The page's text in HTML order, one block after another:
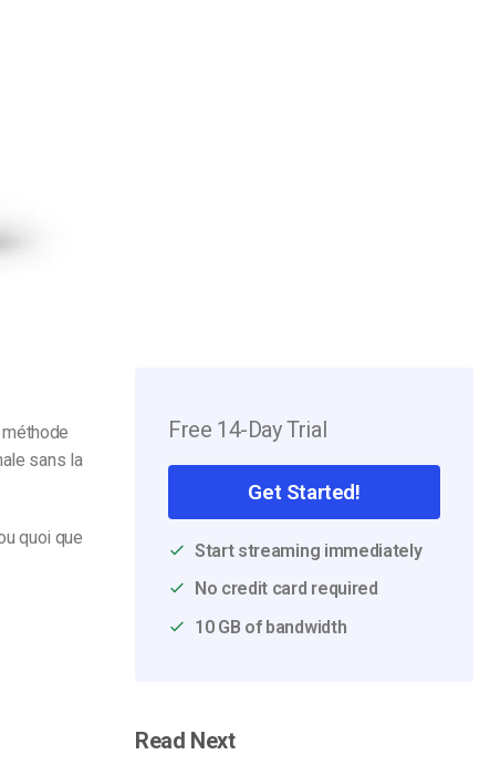
sans la
quoi que
Free 14-Day Trial
Get Started!
Start streaming immediately
No credit card required
10 GB of bandwidth
Read Next